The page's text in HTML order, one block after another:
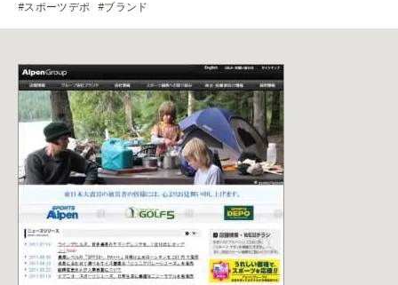
#スポーツデポ #ブランド